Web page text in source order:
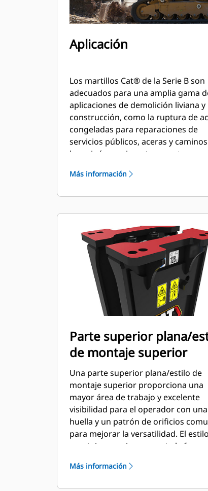
Aplicación
Los martillos Cat® de la Serie B son
adecuados para una amplia gama
aplicaciones de demolición liviana y
construcción, como la ruptura de
congeladas para reparaciones de
servicios públicos, aceras y
hormigón, pavimento, carreteras,
paisajismo.
Más información
Parte superior plana/
de montaje superior
Una parte superior plana/estilo de
montaje superior proporciona una
mayor área de trabajo y excelente
visibilidad para el operador con una
huella y un patrón de orificios
para mejorar la versatilidad. El estilo de
montaje superior aumenta la fuerza
ruptura y la fuerza del brazo en línea.
Más información